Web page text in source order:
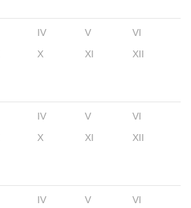
IV V
VI
X XI XII
IV V
VI
X XI XII
IV V
VI